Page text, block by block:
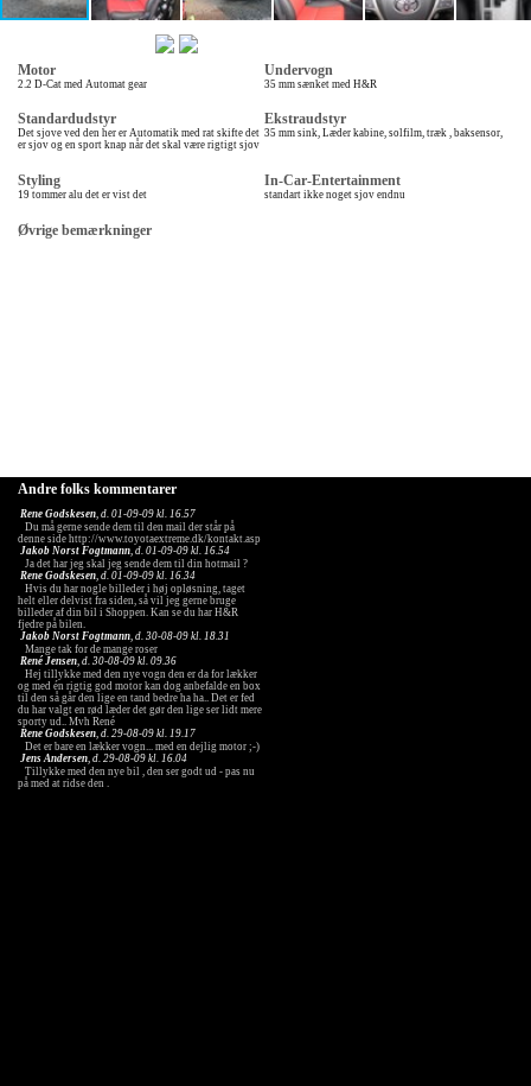
Motor
2.2 D-Cat med Automat gear
Undervogn
35 mm sænket med H&R
Standardudstyr
Det sjove ved den her er Automatik med rat skifte det
er sjov og en sport knap når det skal være rigtigt sjov
Ekstraudstyr
35 mm sink, Læder kabine, solfilm, træk , baksensor,
Styling
19 tommer alu det er vist det
In-Car-Entertainment
standart ikke noget sjov endnu
Øvrige bemærkninger
Andre folks kommentarer
Rene Godskesen, d. 01-09-09 kl. 16.57
Du må gerne sende dem til den mail der står på
denne side http://www.toyotaextreme.dk/kontakt.asp
Jakob Norst Fogtmann, d. 01-09-09 kl. 16.54
Ja det har jeg skal jeg sende dem til din hotmail ?
Rene Godskesen, d. 01-09-09 kl. 16.34
Hvis du har nogle billeder i høj opløsning, taget
helt eller delvist fra siden, så vil jeg gerne bruge
billeder af din bil i Shoppen. Kan se du har H&R
fjedre på bilen.
Jakob Norst Fogtmann, d. 30-08-09 kl. 18.31
Mange tak for de mange roser
René Jensen, d. 30-08-09 kl. 09.36
Hej tillykke med den nye vogn den er da for lækker
og med én rigtig god motor kan dog anbefalde en box
til den så går den lige en tand bedre ha ha.. Det er fed
du har valgt en rød læder det gør den lige ser lidt mere
sporty ud.. Mvh René
Rene Godskesen, d. 29-08-09 kl. 19.17
Det er bare en lækker vogn... med en dejlig motor ;-)
Jens Andersen, d. 29-08-09 kl. 16.04
Tillykke med den nye bil , den ser godt ud - pas nu
på med at ridse den .